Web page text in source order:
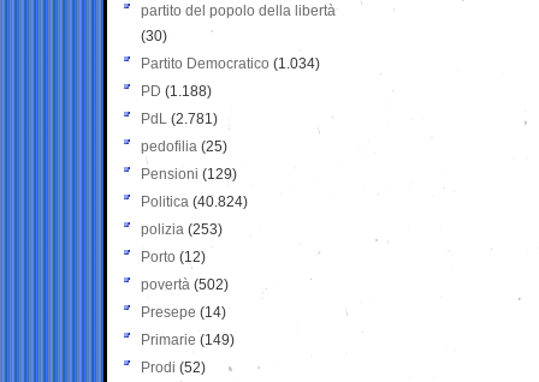
partito del popolo della libertà
(30)
Partito Democratico (1.034)
PD (1.188)
PdL (2.781)
pedofilia (25)
Pensioni (129)
Politica (40.824)
polizia (253)
Porto (12)
povertà (502)
Presepe (14)
Primarie (149)
Prodi (52)